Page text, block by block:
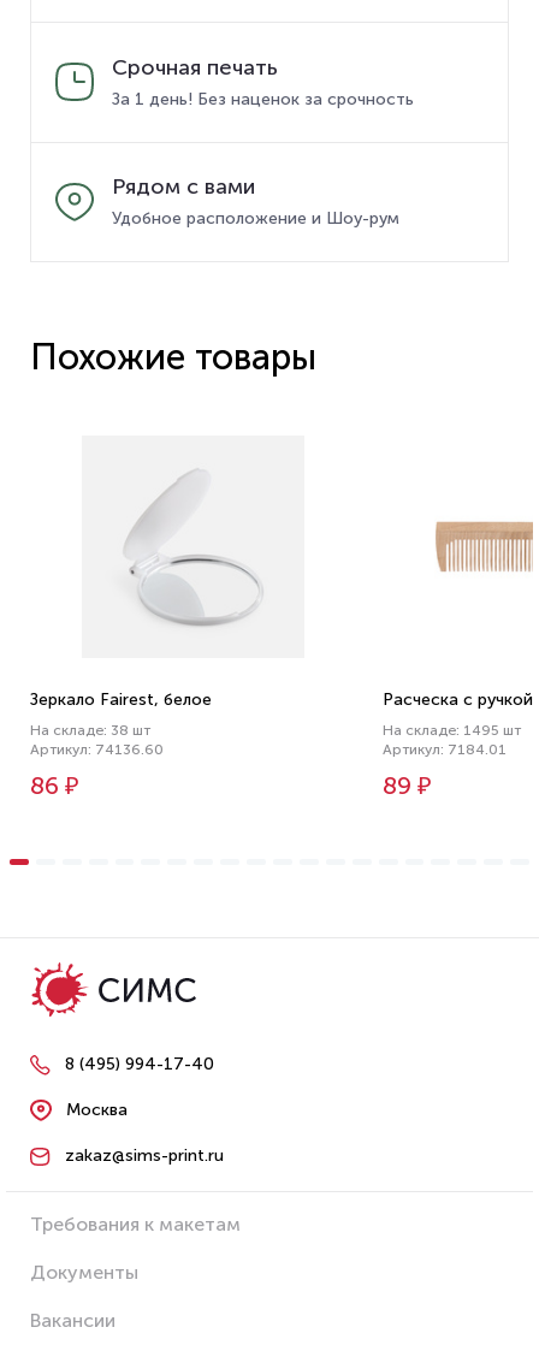
Срочная печать
За 1 день! Без наценок за срочность
Рядом с вами
Удобное расположение и Шоу-рум
Похожие товары
Зеркало Fairest, белое
На складе: 38 шт
Артикул: 74136.60
86 ₽
Расческа с
На складе: 1495 шт
Артикул: 7184.01
89 ₽
8 (495) 994-17-40
Москва
zakaz@sims-print.ru
Требования к макетам
Документы
Вакансии